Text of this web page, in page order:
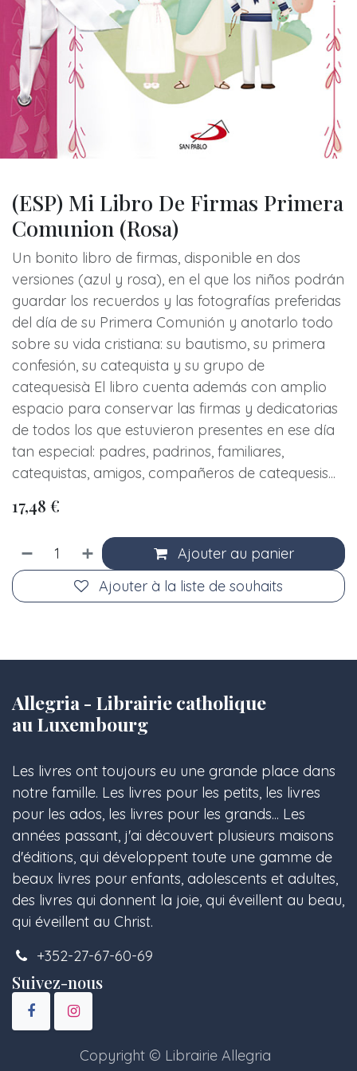
(ESP) Mi Libro De Firmas Primera
Comunion (Rosa)
Un bonito libro de firmas, disponible en dos
versiones (azul y rosa), en el que los niños podrán
guardar los recuerdos y las fotografías preferidas
del día de su Primera Comunión y anotarlo todo
sobre su vida cristiana: su bautismo, su primera
confesión, su catequista y su grupo de
catequesisà El libro cuenta además con amplio
espacio para conservar las firmas y dedicatorias
de todos los que estuvieron presentes en ese día
tan especial: padres, padrinos, familiares,
catequistas, amigos, compañeros de catequesis...
17,48 €
Ajouter au panier
Ajouter à la liste de souhaits
Allegria - Librairie catholique
au Luxembourg
Les livres ont toujours eu une grande place dans
notre famille. Les livres pour les petits, les livres
pour les ados, les livres pour les grands... Les
années passant, j'ai découvert plusieurs maisons
d'éditions, qui développent toute une gamme de
beaux livres pour enfants, adolescents et adultes,
des livres qui donnent la joie, qui éveillent au beau,
qui éveillent au Christ.
+352-27-67-60-69
Suivez-nous
Copyright © Librairie Allegria